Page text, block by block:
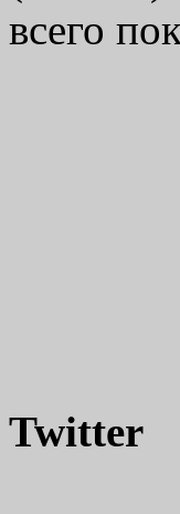
всего
Twitter